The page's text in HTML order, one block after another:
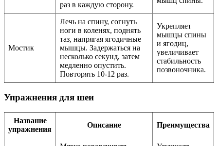
раз в каждую сторону.
Мостик
Лечь на спину, согнуть
ноги в коленях, поднять
таз, напрягая ягодичные
мышцы. Задержаться на
несколько секунд, затем
медленно опустить.
Повторять 10-12 раз.
Укрепляет
мышцы спины
и ягодиц,
увеличивает
стабильность
позвоночника.
Упражнения для шеи
Название
упражнения
Описание Преимущества